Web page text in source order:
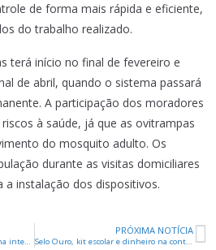
de forma mais rápida e eficiente,
do trabalho realizado.
terá início no final de fevereiro e
de abril, quando o sistema passará
A participação dos moradores
à saúde, já que as ovitrampas
do mosquito adulto. Os
durante as visitas domiciliares
instalação dos dispositivos.
Carnaval de Uberaba terá esquema integrado de segurança
PRÓXIMA NOTÍCIA
Selo Ouro, kit escolar e dinheiro na conta: rede municipal volta às aulas nesta terça